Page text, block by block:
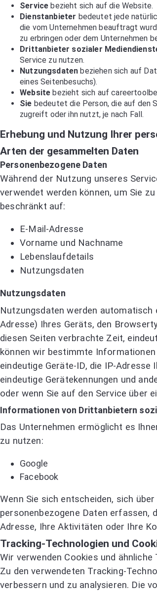
Service bezieht sich auf die Website.
Dienstanbieter bedeutet jede
die vom Unternehmen beauftragt
zu erbringen oder dem Unternehmen
Drittanbieter sozialer
Service zu nutzen.
Nutzungsdaten beziehen sich auf
eines Seitenbesuchs).
Website bezieht sich auf
Sie bedeutet die Person, die auf den
zugreift oder ihn nutzt, je nach Fall.
Erhebung und Nutzung Ihrer
Arten der gesammelten Daten
Personenbezogene Daten
Während der Nutzung unseres
verwendet werden können, um Sie
beschränkt auf:
E-Mail-Adresse
Vorname und Nachname
Lebenslaufdetails
Nutzungsdaten
Nutzungsdaten
Nutzungsdaten werden
Adresse) Ihres Geräts, den
diesen Seiten verbrachte Zeit,
können wir bestimmte
eindeutige Geräte-ID, die IP-
eindeutige Gerätekennungen und
oder wenn Sie auf den Service über
Informationen von Drittanbietern
Das Unternehmen ermöglicht es
zu nutzen:
Google
Facebook
Wenn Sie sich entscheiden, sich
personenbezogene Daten erfassen,
Adresse, Ihre Aktivitäten oder Ihre
Tracking-Technologien und
Wir verwenden Cookies und
Zu den verwendeten Tracking-
verbessern und zu analysieren. Die